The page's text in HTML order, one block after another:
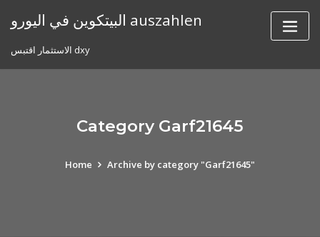
البيتكوين في اليورو auszahlen
الاستثمار اقتبس dxy
Category Garf21645
Home Archive by category "Garf21645"